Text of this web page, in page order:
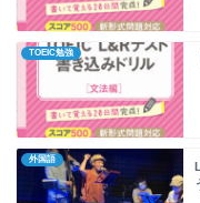
TOEIC勉強
外国語